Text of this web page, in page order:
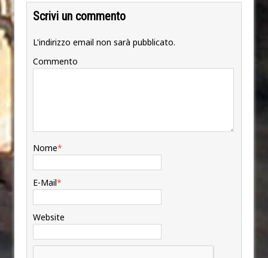
Scrivi un commento
L'indirizzo email non sarà pubblicato.
Commento
Nome*
E-Mail*
Website